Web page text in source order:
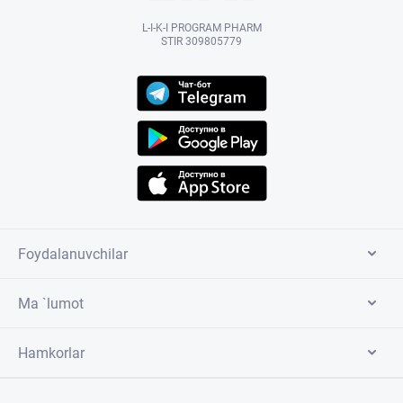
L-I-K-I PROGRAM PHARM
STIR 309805779
Foydalanuvchilar
Ma `lumot
Hamkorlar